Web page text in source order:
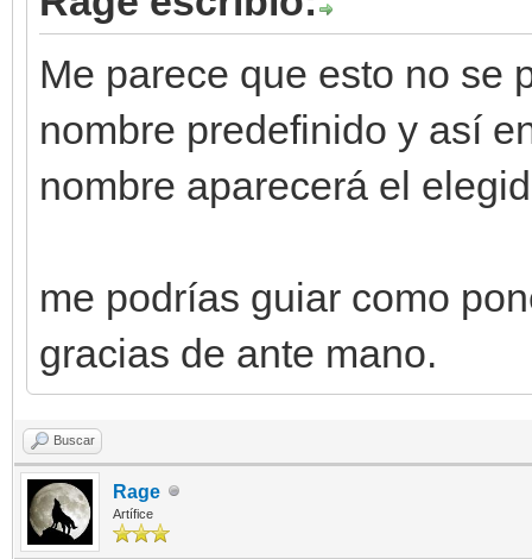
Me parece que esto no se
nombre predefinido y así
nombre aparecerá el
me podrías guiar como
gracias de ante mano.
Buscar
Rage
Artífice